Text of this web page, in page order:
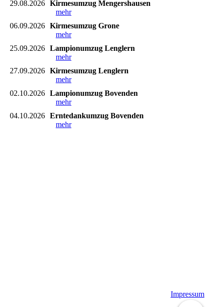
29.08.2026 Kirmesumzug Mengershausen
mehr
06.09.2026 Kirmesumzug Grone
mehr
25.09.2026 Lampionumzug Lenglern
mehr
27.09.2026 Kirmesumzug Lenglern
mehr
02.10.2026 Lampionumzug Bovenden
mehr
04.10.2026 Erntedankumzug Bovenden
mehr
Impressum